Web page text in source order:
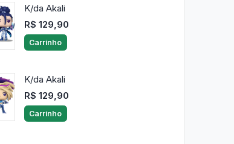
K/da Akali
R$ 129,90
Carrinho
K/da Akali
R$ 129,90
Carrinho